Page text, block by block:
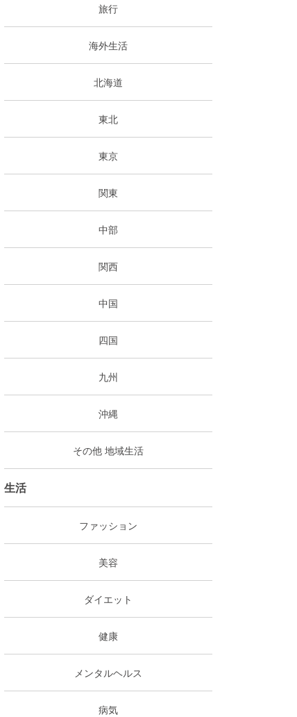
旅行
海外生活
北海道
東北
東京
関東
中部
関西
中国
四国
九州
沖縄
その他 地域生活
生活
ファッション
美容
ダイエット
健康
メンタルヘルス
病気